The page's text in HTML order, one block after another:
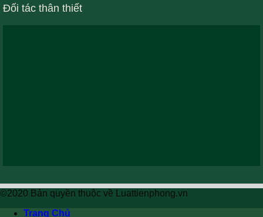
Đối tác thân thiết
©2020 Bản quyền thuộc về Luattienphong.vn
Trang Chủ